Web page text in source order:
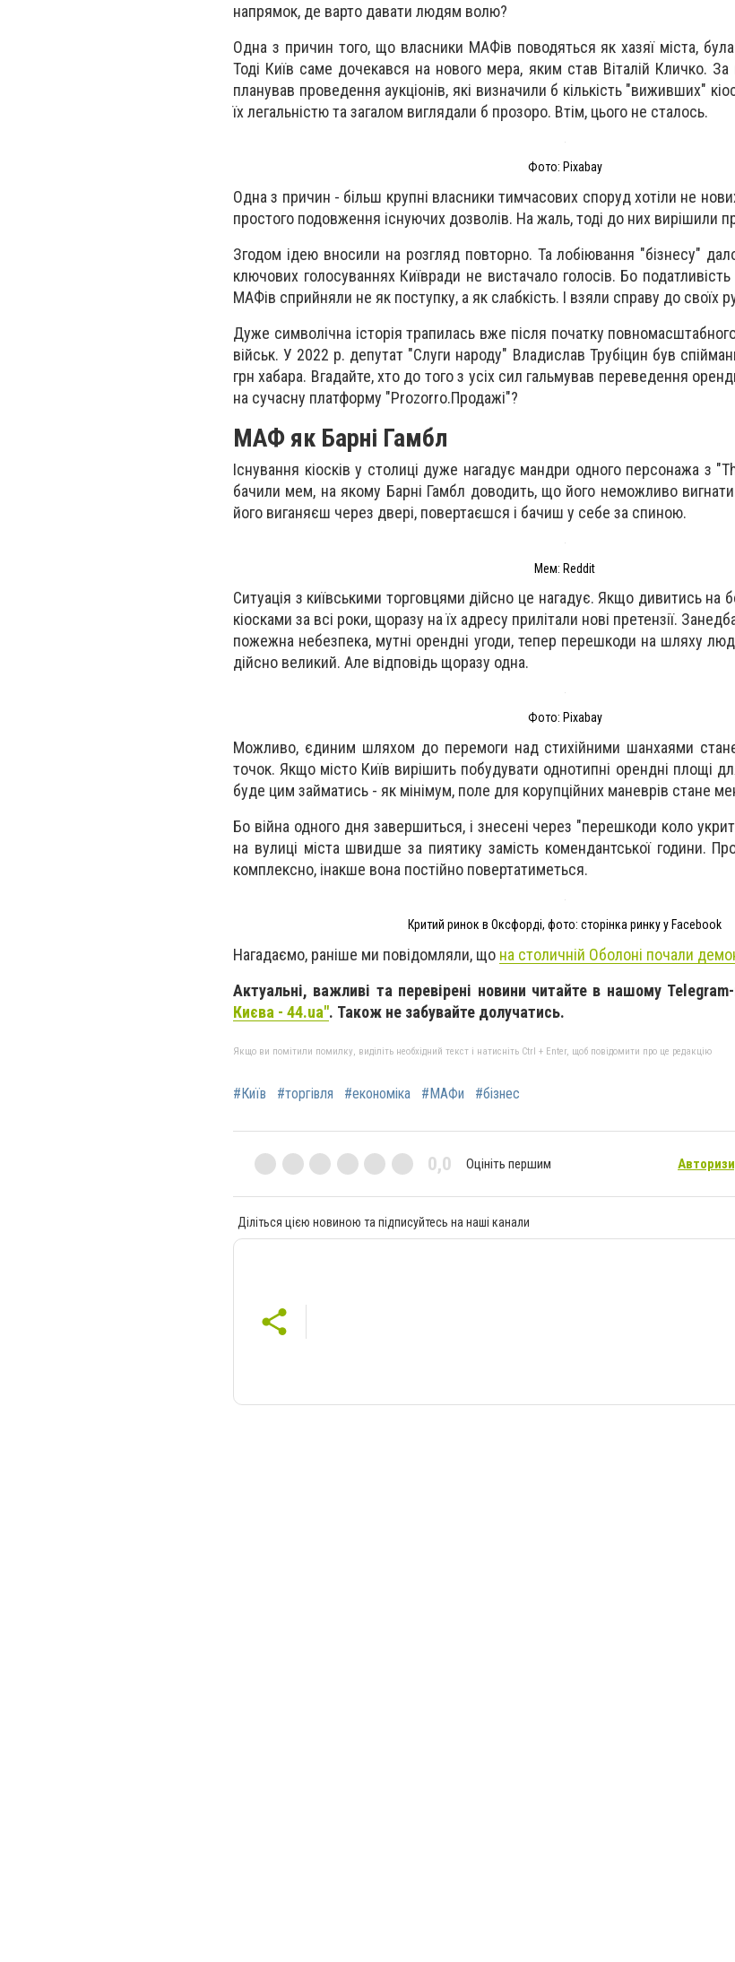
напрямок, де варто давати людям волю?
Одна з причин того, що власники МАФів поводяться як хазяї міста,
Тоді Київ саме дочекався на нового мера, яким став Віталій Кличко.
планував проведення аукціонів, які визначили б кількість "виживших"
їх легальністю та загалом виглядали б прозоро. Втім, цього не сталось.
Фото: Pixabay
Одна з причин - більш крупні власники тимчасових споруд хотіли не
простого подовження існуючих дозволів. На жаль, тоді до них вирішили
Згодом ідею вносили на розгляд повторно. Та лобіювання "бізнесу"
ключових голосуваннях Київради не вистачало голосів. Бо
МАФів сприйняли не як поступку, а як слабкість. І взяли справу до своїх
Дуже символічна історія трапилась вже після початку
військ. У 2022 р. депутат "Слуги народу" Владислав Трубіцин був
грн хабара. Вгадайте, хто до того з усіх сил гальмував переведення
на сучасну платформу "Prozorro.Продажі"?
МАФ як Барні Гамбл
Існування кіосків у столиці дуже нагадує мандри одного персонажа з
бачили мем, на якому Барні Гамбл доводить, що його неможливо
його виганяєш через двері, повертаєшся і бачиш у себе за спиною.
Мем: Reddit
Ситуація з київськими торговцями дійсно це нагадує. Якщо дивитись на
кіосками за всі роки, щоразу на їх адресу прилітали нові претензії.
пожежна небезпека, мутні орендні угоди, тепер перешкоди на шляху
дійсно великий. Але відповідь щоразу одна.
Фото: Pixabay
Можливо, єдиним шляхом до перемоги над стихійними шанхаями стане
точок. Якщо місто Київ вирішить побудувати однотипні орендні площі
буде цим займатись - як мінімум, поле для корупційних маневрів стане
Бо війна одного дня завершиться, і знесені через "перешкоди коло
на вулиці міста швидше за пиятику замість комендантської години.
комплексно, інакше вона постійно повертатиметься.
Критий ринок в Оксфорді, фото: сторінка ринку у Facebook
Нагадаємо, раніше ми повідомляли, що на столичній Оболоні почали
Актуальні, важливі та перевірені новини читайте в нашому Telegram-
Києва - 44.ua". Також не забувайте долучатись.
Якщо ви помітили помилку, виділіть необхідний текст і натисніть Ctrl + Enter, щоб повідомити про це редакцію
#Київ #торгівля #економіка #МАФи #бізнес
0,0 Оцініть першим
Діліться цією новиною та підписуйтесь на наші канали